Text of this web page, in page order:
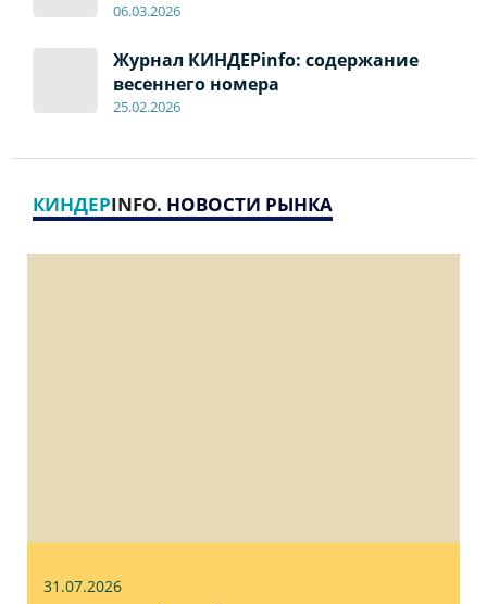
06.03.2026
Журнал КИНДЕРinfo: содержание
весеннего номера
25.02.2026
КИНДЕРINFO. НОВОСТИ РЫНКА
31.07.2026